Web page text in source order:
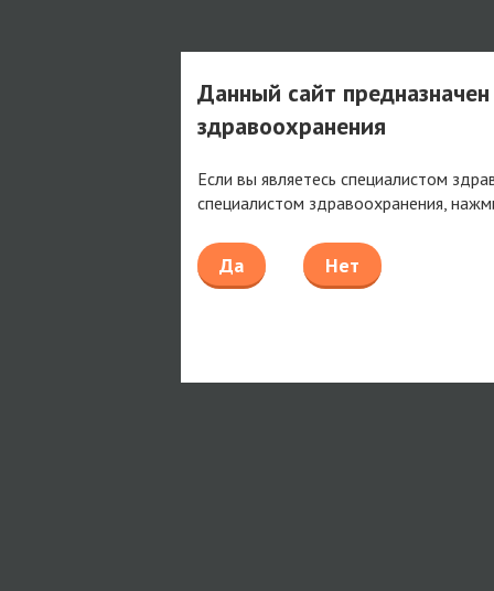
Данный сайт
здравоохранения
Если вы являетесь специалистом
специалистом здравоохранения,
Да Нет